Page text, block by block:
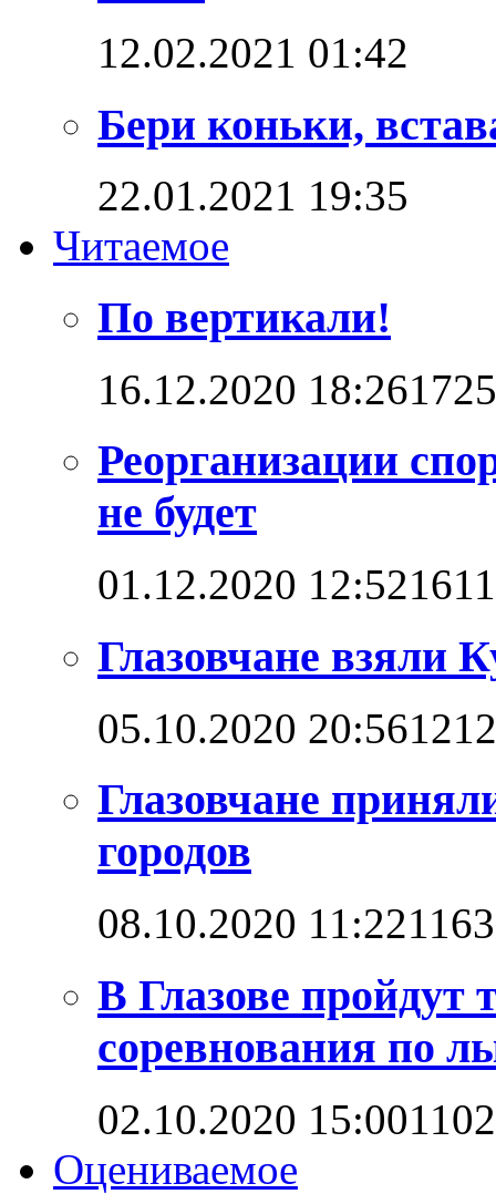
12.02.2021 01:42
Бери коньки,
22.01.2021 19:35
Читаемое
По вертикали!
16.12.2020 18:26
Реорганизации
не будет
01.12.2020 12:52
Глазовчане взяли
05.10.2020 20:56
Глазовчане
городов
08.10.2020 11:22
В Глазове
соревнования по
02.10.2020 15:00
Оцениваемое